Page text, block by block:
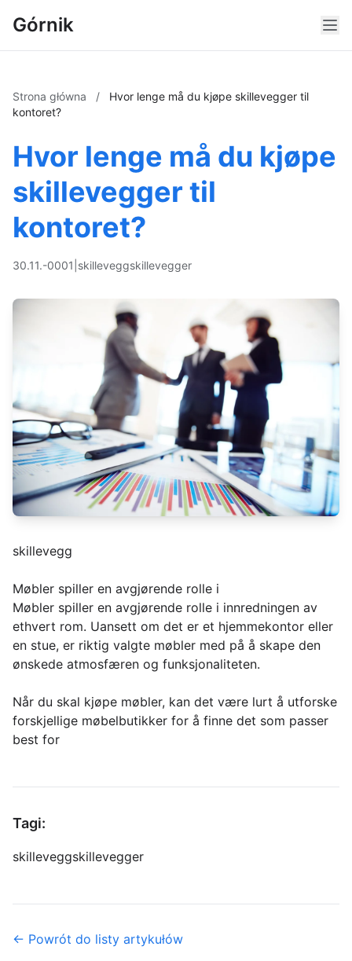
Górnik
Strona główna /
Hvor lenge må du kjøpe skillevegger til
kontoret?
Hvor lenge må du kjøpe
skillevegger til
kontoret?
30.11.-0001 skilleveggskillevegger
skillevegg
Møbler spiller en avgjørende rolle i
Møbler spiller en avgjørende rolle i innredningen av
ethvert rom. Uansett om det er et hjemmekontor eller
en stue, er riktig valgte møbler med på å skape den
ønskede atmosfæren og funksjonaliteten.
Når du skal kjøpe møbler, kan det være lurt å utforske
forskjellige møbelbutikker for å finne det som passer
best for
Tagi:
skilleveggskillevegger
← Powrót do listy artykułów